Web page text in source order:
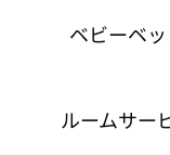
ベビーベ
ルームサー